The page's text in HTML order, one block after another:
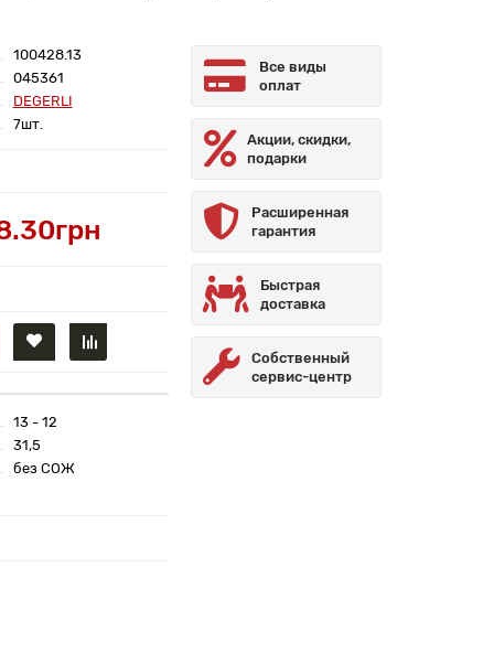
100428.13
045361
DEGERLI
7шт.
13 - 12
31,5
без СОЖ
Все виды
оплат
Акции, скидки,
подарки
Расширенная
гарантия
Быстрая
доставка
Собственный
сервис-центр